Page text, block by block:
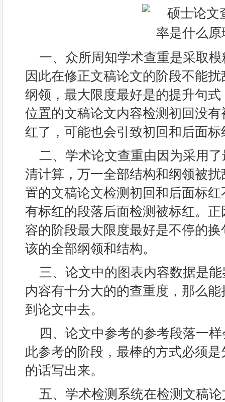
一、众所周知学术查重是采取
因此在修正文稿论文的阶段不能
纲领，最大限度最好是的提升句
位置的文稿论文内容检测初回没
红了，可能也会引致初回和后面
二、学术论文查重由因为采用
清计算，万一全部结构和纲领被
置的文稿论文检测初回和后面标
有标红的段落后面检测被标红。
容的阶段最大限度最好是不停的
该的全部纲领和结构。
三、论文中的图表内容数据是
内容有十分大的的查重度，那么
到论文中去。
四、论文中参考的参考段落一
此参考的阶段，最棒的方式必须
的话写出来。
五、学术检测系统在检测文稿